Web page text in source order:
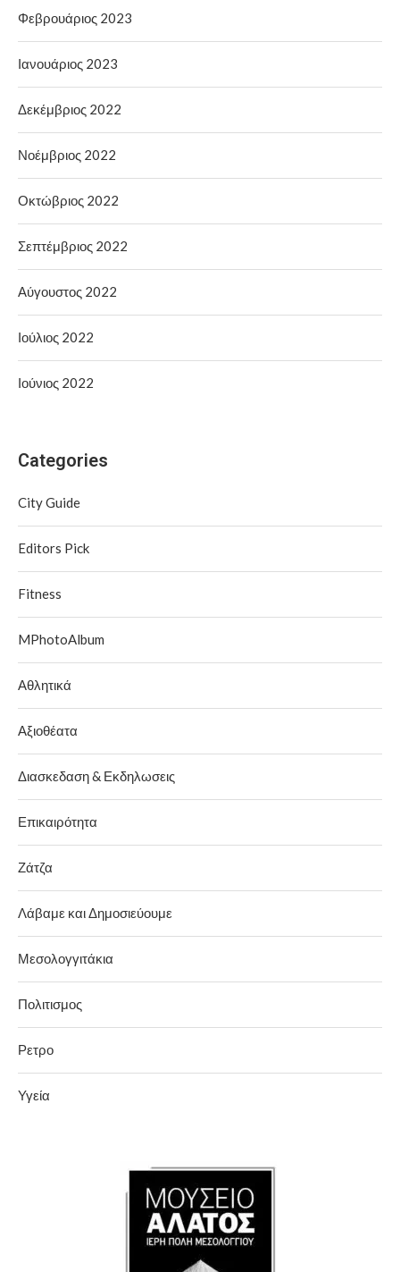
Φεβρουάριος 2023
Ιανουάριος 2023
Δεκέμβριος 2022
Νοέμβριος 2022
Οκτώβριος 2022
Σεπτέμβριος 2022
Αύγουστος 2022
Ιούλιος 2022
Ιούνιος 2022
Categories
City Guide
Editors Pick
Fitness
MPhotoAlbum
Αθλητικά
Αξιοθέατα
Διασκεδαση & Εκδηλωσεις
Επικαιρότητα
Ζάτζα
Λάβαμε και Δημοσιεύουμε
Μεσολογγιτάκια
Πολιτισμος
Ρετρο
Υγεία